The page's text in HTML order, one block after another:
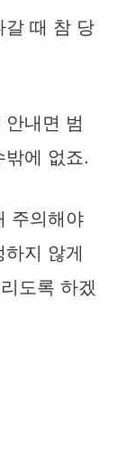
갈 때 참 당
내면 범
밖에 없죠.
주의해야
지 않게
도록 하겠